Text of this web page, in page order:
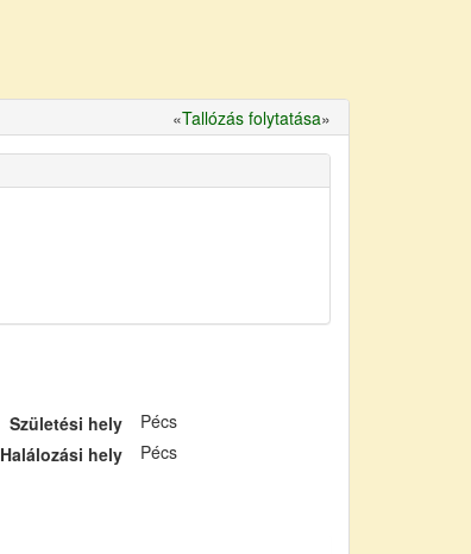
«Tallózás folytatása»
Születési hely
Pécs
Halálozási hely
Pécs